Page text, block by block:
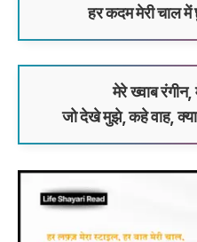
हर कदम मेरी चाल
मेरे ख्वाब
जो देखे मुझे, कहे वाह,